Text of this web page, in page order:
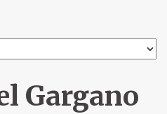
Gargano